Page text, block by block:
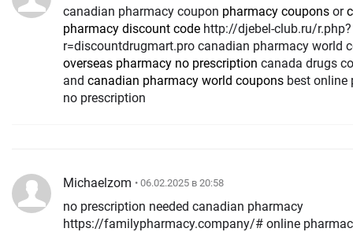
canadian pharmacy coupon pharmacy coupons or
pharmacy discount code
r=discountdrugmart.pro canadian pharmacy world
overseas pharmacy no prescription canada drugs
and canadian pharmacy world coupons best online
no prescription
Michaelzom • 06.02.2025 в 20:58
no prescription needed canadian pharmacy
https://familypharmacy.company/# online